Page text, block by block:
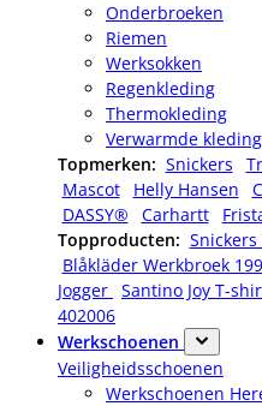
Onderbroeken
Riemen
Werksokken
Regenkleding
Thermokleding
Verwarmde kleding
Topmerken: Snickers
Mascot
Helly Hansen
DASSY®
Carhartt
Topproducten: Snickers
Blåkläder Werkbroek
Jogger Santino Joy T-
402006
Werkschoenen
Veiligheidsschoenen
Werkschoenen